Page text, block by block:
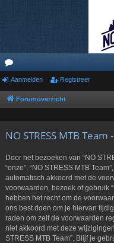
or
u
s
Aanmelden Registreer
Forumoverzicht
NO STRESS MTB
Door het bezoeken van “NO
“onze”, “NO STRESS MTB
automatisch akkoord met de
voorwaarden, bezoek of gebruik
hebben het recht om de
ons best doen om je hiervan
raden om zelf de voorwaarden
niet akkoord met deze
STRESS MTB Team”. Blijf je